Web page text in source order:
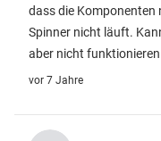
dass die Komponenten
Spinner nicht läuft.
aber nicht
vor 7 Jahre